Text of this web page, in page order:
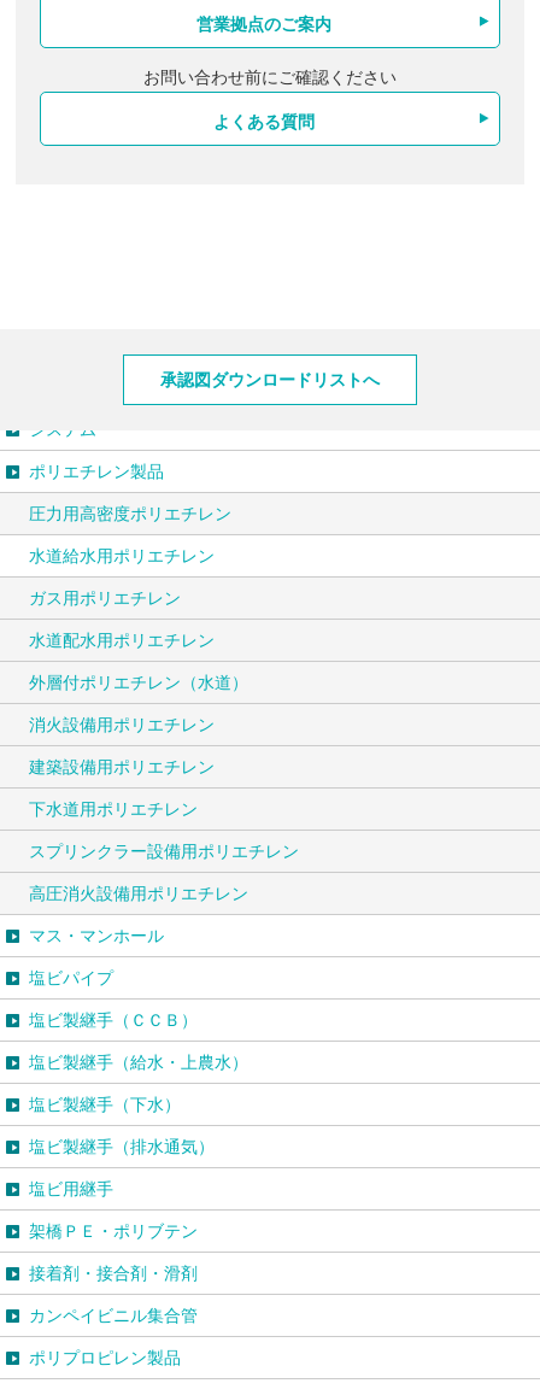
営業拠点のご案内
お問い合わせ前にご確認ください
よくある質問
承認図ダウンロードリストへ
システム
ポリエチレン製品
圧力用高密度ポリエチレン
水道給水用ポリエチレン
ガス用ポリエチレン
水道配水用ポリエチレン
外層付ポリエチレン（水道）
消火設備用ポリエチレン
建築設備用ポリエチレン
下水道用ポリエチレン
スプリンクラー設備用ポリエチレン
高圧消火設備用ポリエチレン
マス・マンホール
塩ビパイプ
塩ビ製継手（ＣＣＢ）
塩ビ製継手（給水・上農水）
塩ビ製継手（下水）
塩ビ製継手（排水通気）
塩ビ用継手
架橋ＰＥ・ポリブテン
接着剤・接合剤・滑剤
カンペイビニル集合管
ポリプロピレン製品